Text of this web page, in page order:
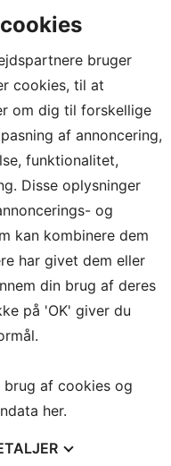
opgave er
med denne flotte
og maskinerne skulle
en kold flaske hvidvin og
30×60
med en trist
konstatere at de
vi fik set os om, blev
bruger
cookies, til at
om dig til forskellige
af annoncering,
funktionalitet,
Disse oplysninger
og
kan kombinere dem
har givet dem eller
din brug af deres
på 'OK' giver du
af cookies og
her.